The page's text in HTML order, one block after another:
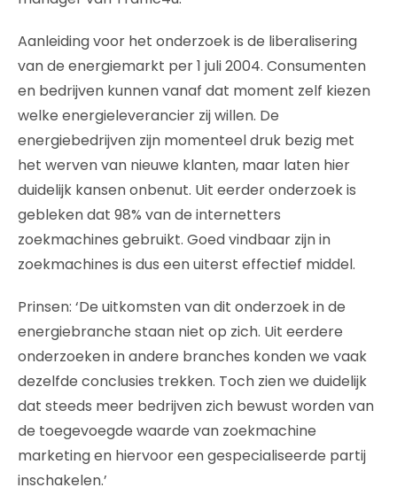
Aanleiding voor het onderzoek is de liberalisering
van de energiemarkt per 1 juli 2004. Consumenten
en bedrijven kunnen vanaf dat moment zelf kiezen
welke energieleverancier zij willen. De
energiebedrijven zijn momenteel druk bezig met
het werven van nieuwe klanten, maar laten hier
duidelijk kansen onbenut. Uit eerder onderzoek is
gebleken dat 98% van de internetters
zoekmachines gebruikt. Goed vindbaar zijn in
zoekmachines is dus een uiterst effectief middel.
Prinsen: ‘De uitkomsten van dit onderzoek in de
energiebranche staan niet op zich. Uit eerdere
onderzoeken in andere branches konden we vaak
dezelfde conclusies trekken. Toch zien we duidelijk
dat steeds meer bedrijven zich bewust worden van
de toegevoegde waarde van zoekmachine
marketing en hiervoor een gespecialiseerde partij
inschakelen.’